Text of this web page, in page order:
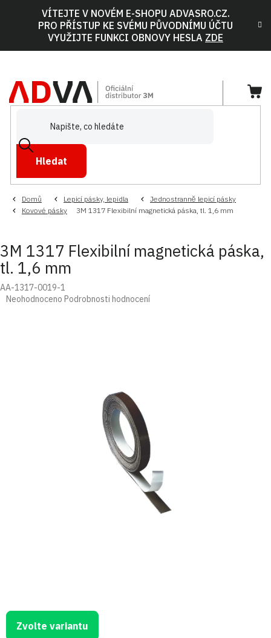
VÍTEJTE V NOVÉM E-SHOPU ADVASRO.CZ.
PRO PŘÍSTUP KE SVÉMU PŮVODNÍMU ÚČTU
VYUŽIJTE FUNKCI OBNOVY HESLA ZDE
Hledat
Domů Lepicí pásky, lepidla
Jednostranně lepicí pásky
Kovové pásky
3M 1317 Flexibilní magnetická páska, tl. 1,6 mm
3M 1317 Flexibilní magnetická páska,
tl. 1,6 mm
AA-1317-0019-1
Průměrné
Neohodnoceno Podrobnosti hodnocení
Zvolte variantu